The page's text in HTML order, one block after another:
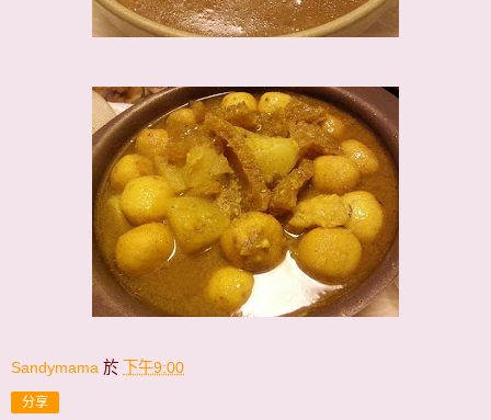
Sandymama 於 下午9:00
分享